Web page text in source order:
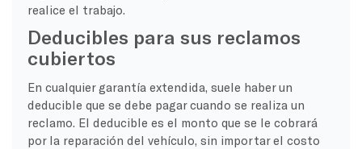
realice el trabajo.
Deducibles para sus reclamos
cubiertos
En cualquier garantía extendida, suele haber un
deducible que se debe pagar cuando se realiza un
reclamo. El deducible es el monto que se le cobrará
por la reparación del vehículo, sin importar el costo